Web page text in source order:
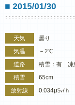
■ 2015/01/30
天気
曇り
気温
－2℃
道路
積雪：有 凍
積雪
65cm
放射線
0.034μ㏜/ｈ